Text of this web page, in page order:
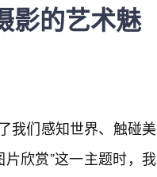
影的艺术魅
我们感知世界、触碰美
欣赏”这一主题时，我